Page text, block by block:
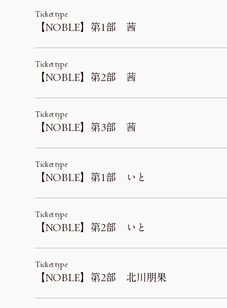
Ticket type
【NOBLE】第1部 茜
Ticket type
【NOBLE】第2部 茜
Ticket type
【NOBLE】第3部 茜
Ticket type
【NOBLE】第1部 いと
Ticket type
【NOBLE】第2部 いと
Ticket type
【NOBLE】第2部 北川朋果